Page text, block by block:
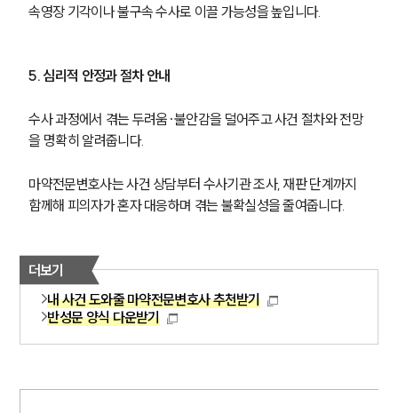
속영장 기각이나 불구속 수사로 이끌 가능성을 높입니다.
5. 심리적 안정과 절차 안내
수사 과정에서 겪는 두려움·불안감을 덜어주고 사건 절차와 전망
을 명확히 알려줍니다.
마약전문변호사는 사건 상담부터 수사기관 조사, 재판 단계까지
함께해 피의자가 혼자 대응하며 겪는 불확실성을 줄여줍니다.
더보기
내 사건 도와줄 마약전문변호사 추천받기
반성문 양식 다운받기